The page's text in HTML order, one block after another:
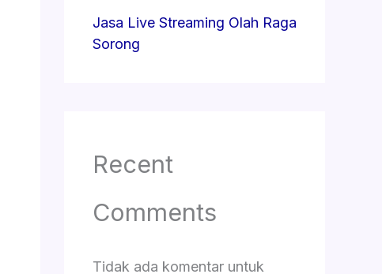
Jasa Live Streaming Olah Raga
Sorong
Recent
Comments
Tidak ada komentar untuk